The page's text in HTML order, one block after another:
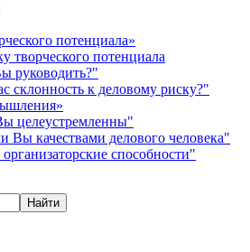
потенциала»
творческого потенциала
руководить?"
склонность к деловому риску?"
целеустремленны"
Вы качествами делового человека"
способности"
Найти